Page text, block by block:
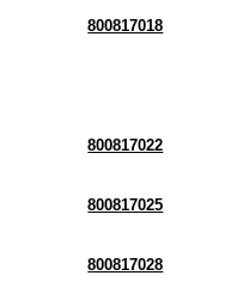
800817018
800817022
800817025
800817028